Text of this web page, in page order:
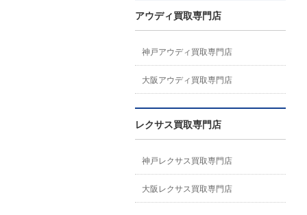
アウディ買取専門店
神戸アウディ買取専門店
大阪アウディ買取専門店
レクサス買取専門店
神戸レクサス買取専門店
大阪レクサス買取専門店